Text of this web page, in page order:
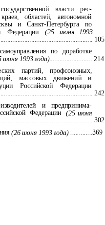
государственной власти
рес-
краев, областей,
автономной
и Санкт-Петербурга
по
Федерации (25 июня
1993
105
по доработке
июня 1993 года).......................... 214
партий,
профсоюзных,
массовых движений
и
Российской
Федерации
242
и
предпринима-
Федерации
(25 июня
302
(26 июня 1993 года) ...............369